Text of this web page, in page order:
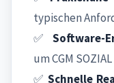
typischen
✅ Software-
um CGM
✅ Schnelle